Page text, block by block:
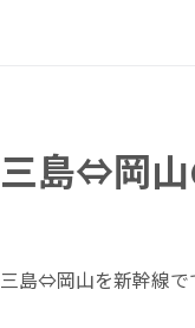
三島⇔岡山
三島⇔岡山を新幹線で